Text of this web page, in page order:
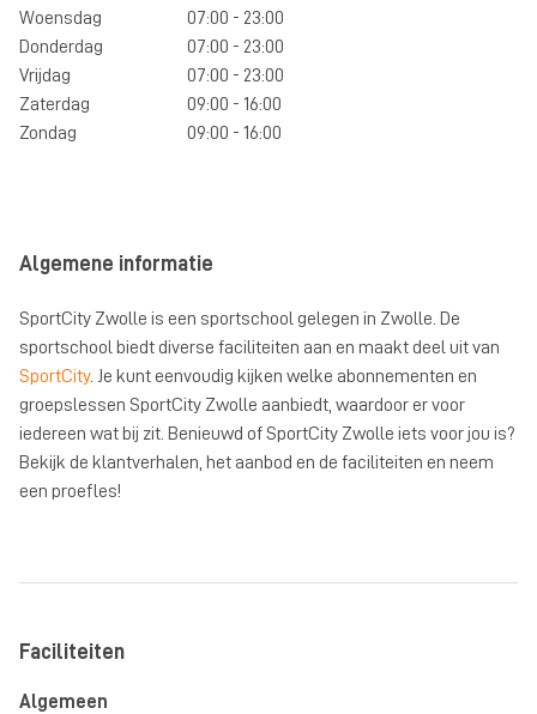
Woensdag
07:00 - 23:00
Donderdag
07:00 - 23:00
Vrijdag
07:00 - 23:00
Zaterdag
09:00 - 16:00
Zondag
09:00 - 16:00
Algemene informatie
SportCity Zwolle is een sportschool gelegen in Zwolle. De
sportschool biedt diverse faciliteiten aan en maakt deel uit van
SportCity. Je kunt eenvoudig kijken welke abonnementen en
groepslessen SportCity Zwolle aanbiedt, waardoor er voor
iedereen wat bij zit. Benieuwd of SportCity Zwolle iets voor jou is?
Bekijk de klantverhalen, het aanbod en de faciliteiten en neem
een proefles!
Faciliteiten
Algemeen